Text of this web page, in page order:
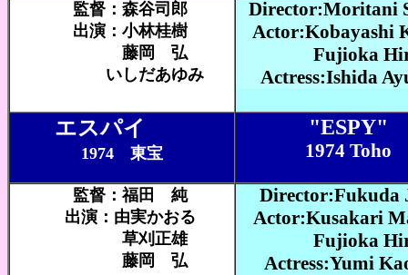
監督：森谷司郎
出演：小林桂樹
藤岡 弘
いしだあゆみ
Director:Moritani
Actor:Kobayashi
Fujioka
Actress:Ishida
エスパイ
1974 東宝
"ESPY"
1974 Toho
監督：福田 純
出演：由実かおる
草刈正雄
藤岡 弘
Director:Fukuda
Actor:Kusakari
Fujioka
Actress:Yumi